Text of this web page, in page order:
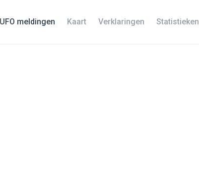
UFO meldingen Kaart Verklaringen Statistieken